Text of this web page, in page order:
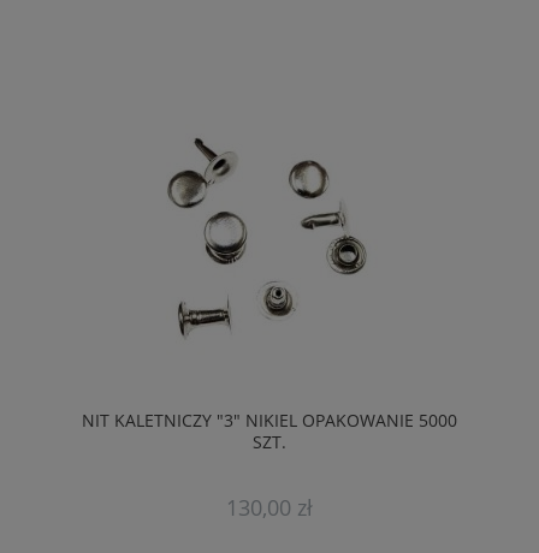
NIT KALETNICZY "3" NIKIEL OPAKOWANIE 5000
SZT.
130,00 zł